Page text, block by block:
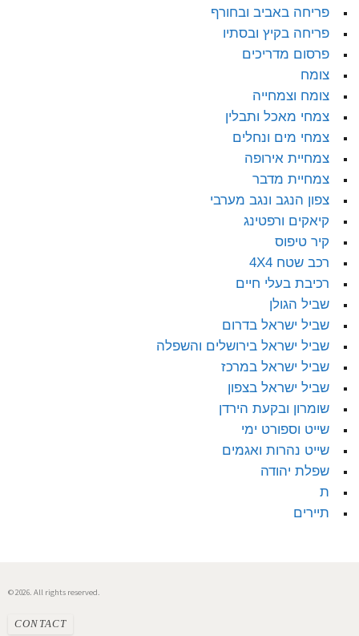
פריחה באביב ובחורף
פריחה בקיץ ובסתיו
פרסום מדריכים
צומח
צומח וצמחייה
צמחי מאכל ותבלין
צמחי מים ונחלים
צמחיית אירופה
צמחיית מדבר
צפון הנגב ונגב מערבי
קיאקים ורפטינג
קיר טיפוס
רכב שטח 4X4
רכיבת בעלי חיים
שביל הגולן
שביל ישראל בדרום
שביל ישראל בירושלים והשפלה
שביל ישראל במרכז
שביל ישראל בצפון
שומרון ובקעת הירדן
שייט וספורט ימי
שייט נהרות ואגמים
שפלת יהודה
ת
תיירים
© 2026. All rights reserved.
CONTACT